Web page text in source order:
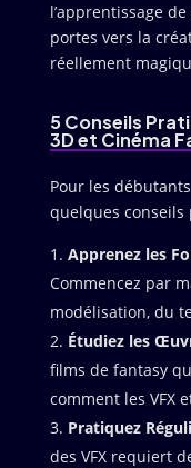
l’apprentissage
portes vers la
réellement
5 Conseils
3D et Cinéma
Pour les
quelques
Apprenez les
Commencez par
modélisation, du
Étudiez les
films de fantasy
comment les VFX
Pratiquez
des VFX requiert